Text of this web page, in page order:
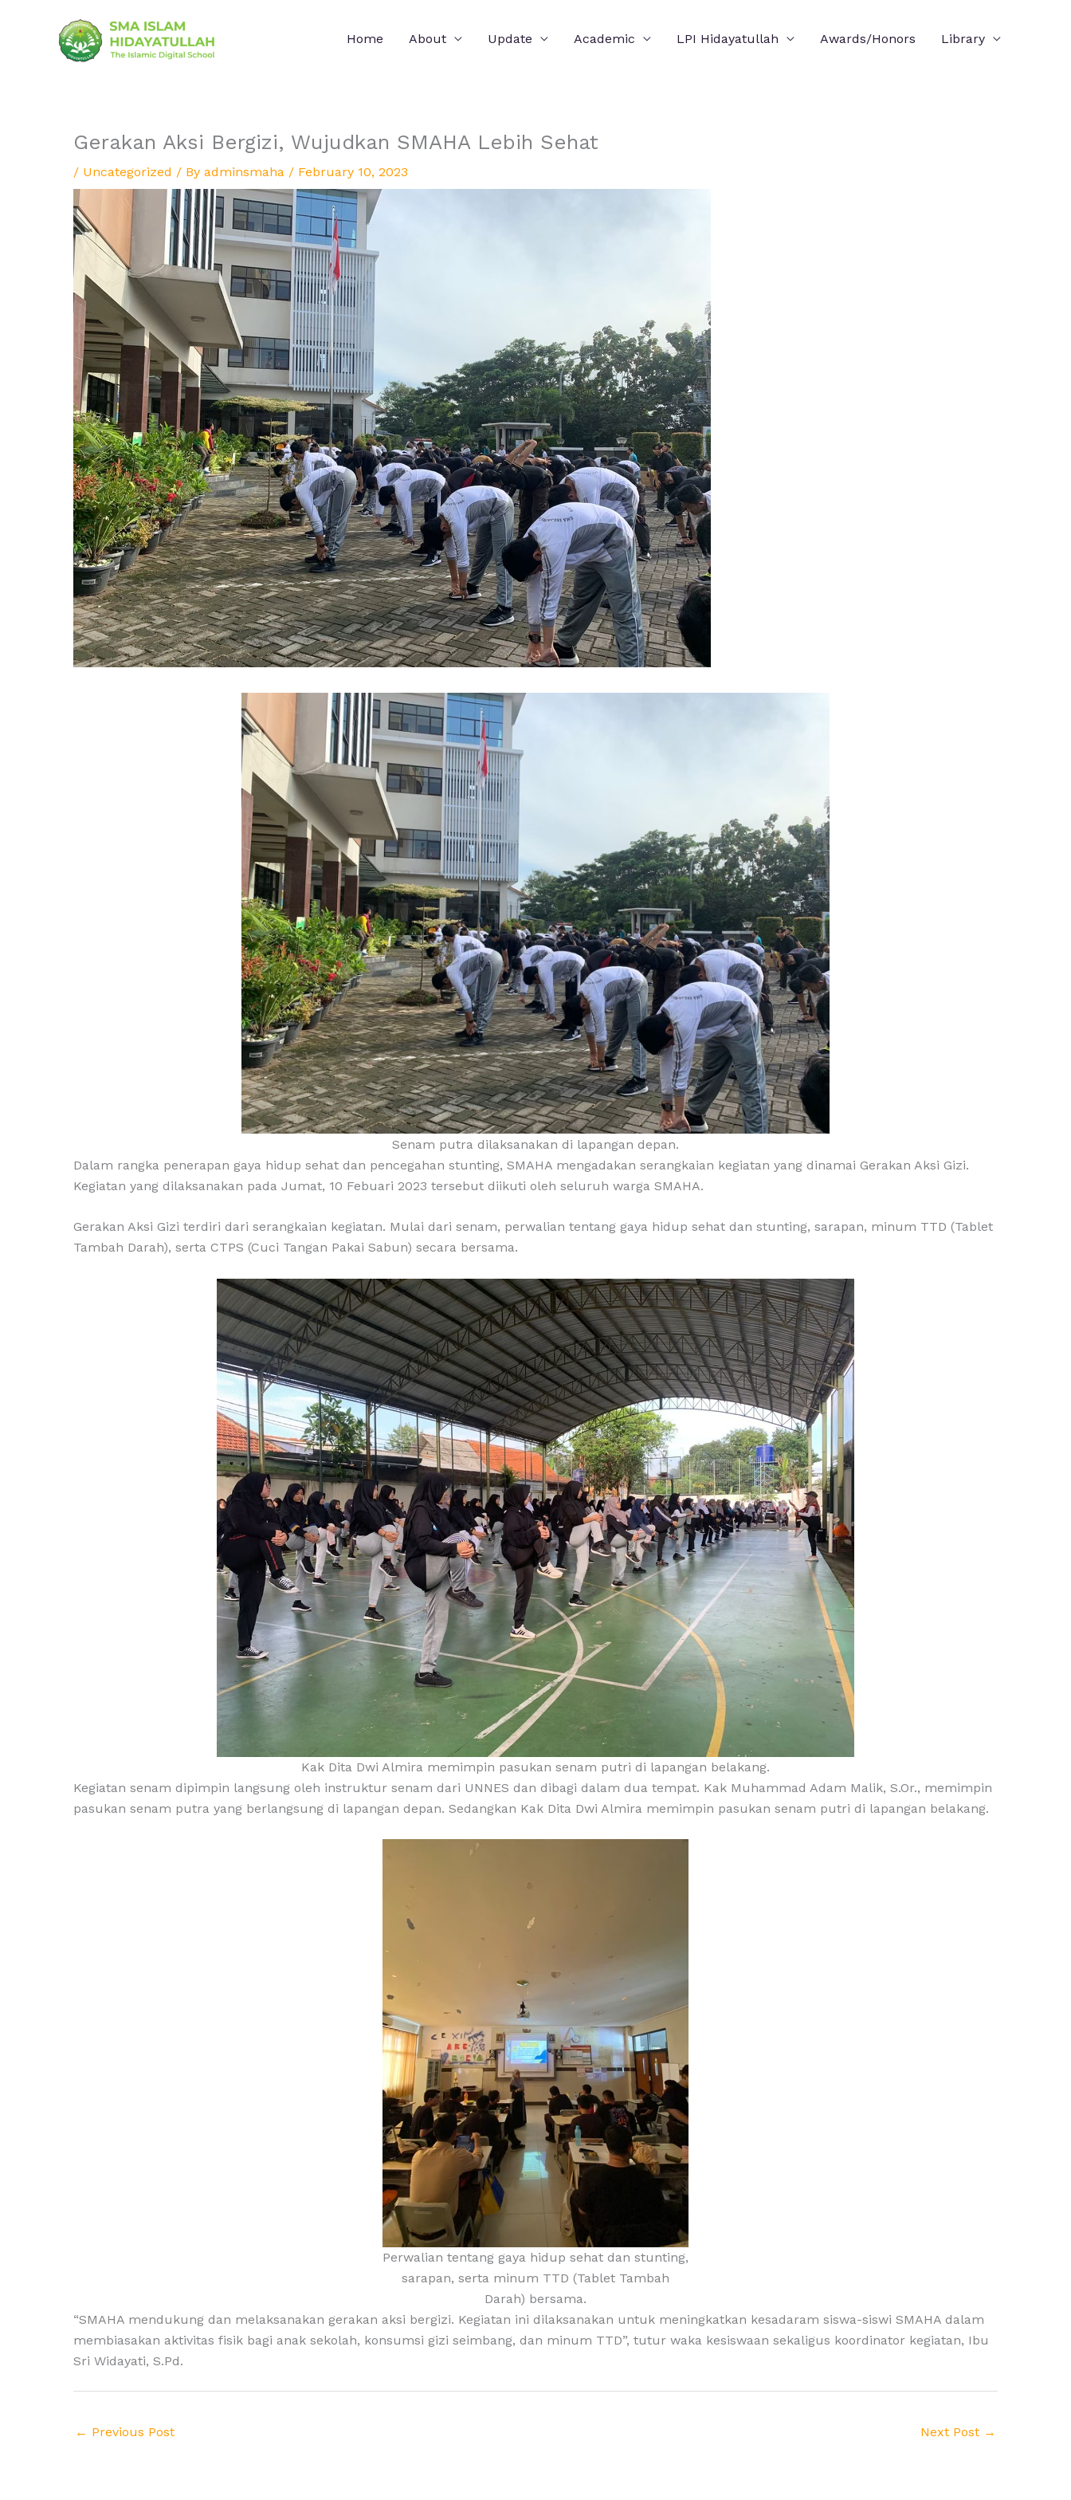
Home About Update Academic LPI Hidayatullah Awards/Honors Library
Gerakan Aksi Bergizi, Wujudkan SMAHA Lebih Sehat
/ Uncategorized / By adminsmaha / February 10, 2023
Senam putra dilaksanakan di lapangan depan.
Dalam rangka penerapan gaya hidup sehat dan pencegahan stunting, SMAHA mengadakan serangkaian kegiatan yang dinamai Gerakan Aksi Gizi.
Kegiatan yang dilaksanakan pada Jumat, 10 Febuari 2023 tersebut diikuti oleh seluruh warga SMAHA.
Gerakan Aksi Gizi terdiri dari serangkaian kegiatan. Mulai dari senam, perwalian tentang gaya hidup sehat dan stunting, sarapan, minum TTD (Tablet
Tambah Darah), serta CTPS (Cuci Tangan Pakai Sabun) secara bersama.
Kak Dita Dwi Almira memimpin pasukan senam putri di lapangan belakang.
Kegiatan senam dipimpin langsung oleh instruktur senam dari UNNES dan dibagi dalam dua tempat. Kak Muhammad Adam Malik, S.Or., memimpin
pasukan senam putra yang berlangsung di lapangan depan. Sedangkan Kak Dita Dwi Almira memimpin pasukan senam putri di lapangan belakang.
Perwalian tentang gaya hidup sehat dan stunting,
sarapan, serta minum TTD (Tablet Tambah
Darah) bersama.
“SMAHA mendukung dan melaksanakan gerakan aksi bergizi. Kegiatan ini dilaksanakan untuk meningkatkan kesadaram siswa-siswi SMAHA dalam
membiasakan aktivitas fisik bagi anak sekolah, konsumsi gizi seimbang, dan minum TTD”, tutur waka kesiswaan sekaligus koordinator kegiatan, Ibu
Sri Widayati, S.Pd.
← Previous Post Next Post →